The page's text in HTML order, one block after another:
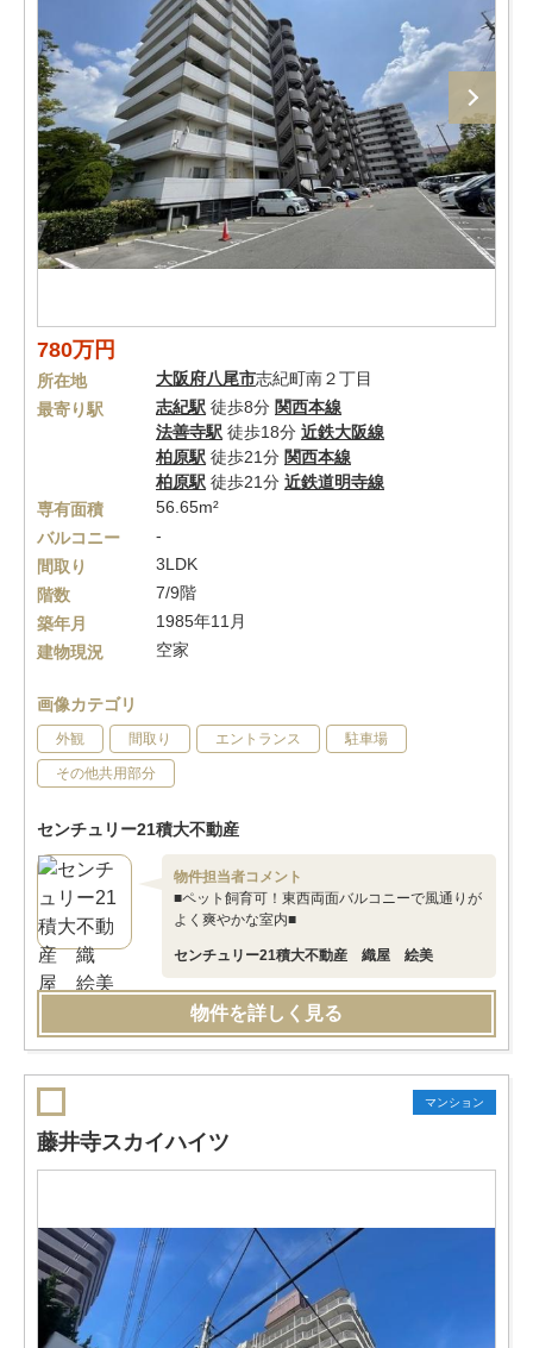
780万円
所在地 大阪府八尾市志紀町南２丁目
最寄り駅
志紀駅 徒歩8分 関西本線
法善寺駅 徒歩18分 近鉄大阪線
柏原駅 徒歩21分 関西本線
柏原駅 徒歩21分 近鉄道明寺線
専有面積
56.65m²
バルコニー
-
間取り
3LDK
階数
7/9階
築年月
1985年11月
建物現況
空家
画像カテゴリ
外観 間取り エントランス 駐車場
その他共用部分
センチュリー21積大不動産
物件担当者コメント
■ペット飼育可！東西両面バルコニーで風通りが
よく爽やかな室内■
センチュリー21積大不動産 織屋 絵美
物件を詳しく見る
マンション
藤井寺スカイハイツ